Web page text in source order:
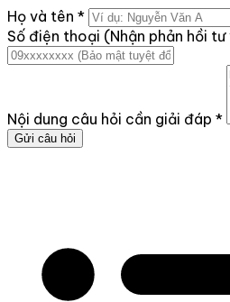
Họ và tên *
Số điện thoại (Nhận phản hồi tư
Nội dung câu hỏi cần giải đáp *
Gửi câu hỏi